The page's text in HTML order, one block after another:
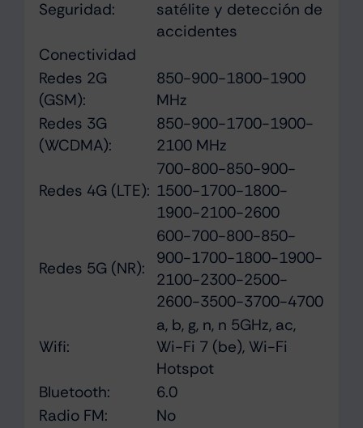
Seguridad:
satélite y detección de
accidentes
Conectividad
Redes 2G
(GSM):
850-900-1800-1900
MHz
Redes 3G
(WCDMA):
850-900-1700-1900-
2100 MHz
Redes 4G (LTE):
700-800-850-900-
1500-1700-1800-
1900-2100-2600
Redes 5G (NR):
600-700-800-850-
900-1700-1800-1900-
2100-2300-2500-
2600-3500-3700-4700
Wifi:
a, b, g, n, n 5GHz, ac,
Wi-Fi 7 (be), Wi-Fi
Hotspot
Bluetooth:
6.0
Radio FM:
No